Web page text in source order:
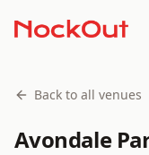
Back to all venues
Avondale